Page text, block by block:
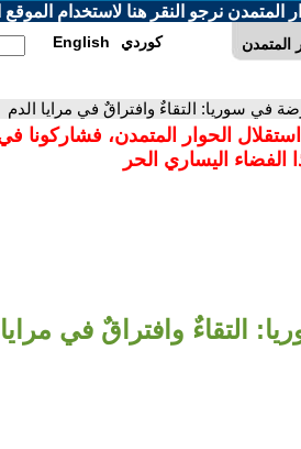
نرجو النقر هنا لاستخدام الموقع
المتمدن English كوردي
في سوريا: التقاءٌ وافتراقٌ في مرايا الدم
الحوار المتمدن، فشاركونا
الفضاء اليساري الحر
التقاءٌ وافتراقٌ في